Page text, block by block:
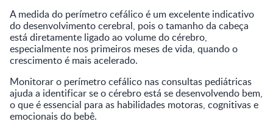
A medida do perímetro cefálico é um excelente indicativo
do desenvolvimento cerebral, pois o tamanho da cabeça
está diretamente ligado ao volume do cérebro,
especialmente nos primeiros meses de vida, quando o
crescimento é mais acelerado.
Monitorar o perímetro cefálico nas consultas pediátricas
ajuda a identificar se o cérebro está se desenvolvendo bem,
o que é essencial para as habilidades motoras, cognitivas e
emocionais do bebê.